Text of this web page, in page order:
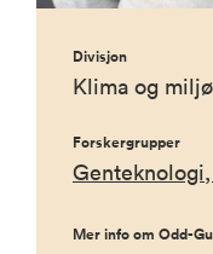
Divisjon
Klima og miljø
Forskergrupper
Mer info om Odd-